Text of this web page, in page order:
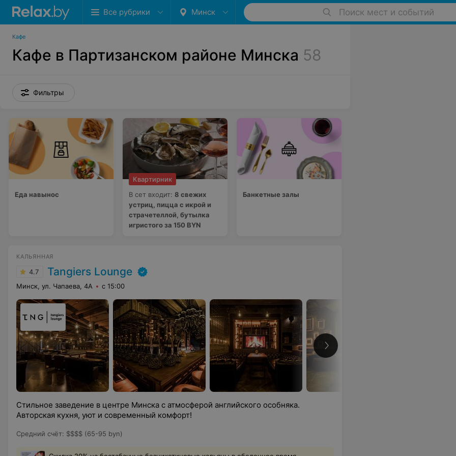
Все рубрики Минск Поиск мест и событий
Кафе
Кафе в Партизанском районе Минска 58
Фильтры
Еда навынос
Квартирник
В сет входит: 8 свежих
устриц, пицца с икрой и
страчетеллой, бутылка
игристого за 150 BYN
Банкетные залы
КАЛЬЯННАЯ
4.7 Tangiers Lounge
Минск, ул. Чапаева, 4А с 15:00
Стильное заведение в центре Минска с атмосферой английского особняка.
Авторская кухня, уют и современный комфорт!
Средний счёт: $$$$ (65-95 byn)